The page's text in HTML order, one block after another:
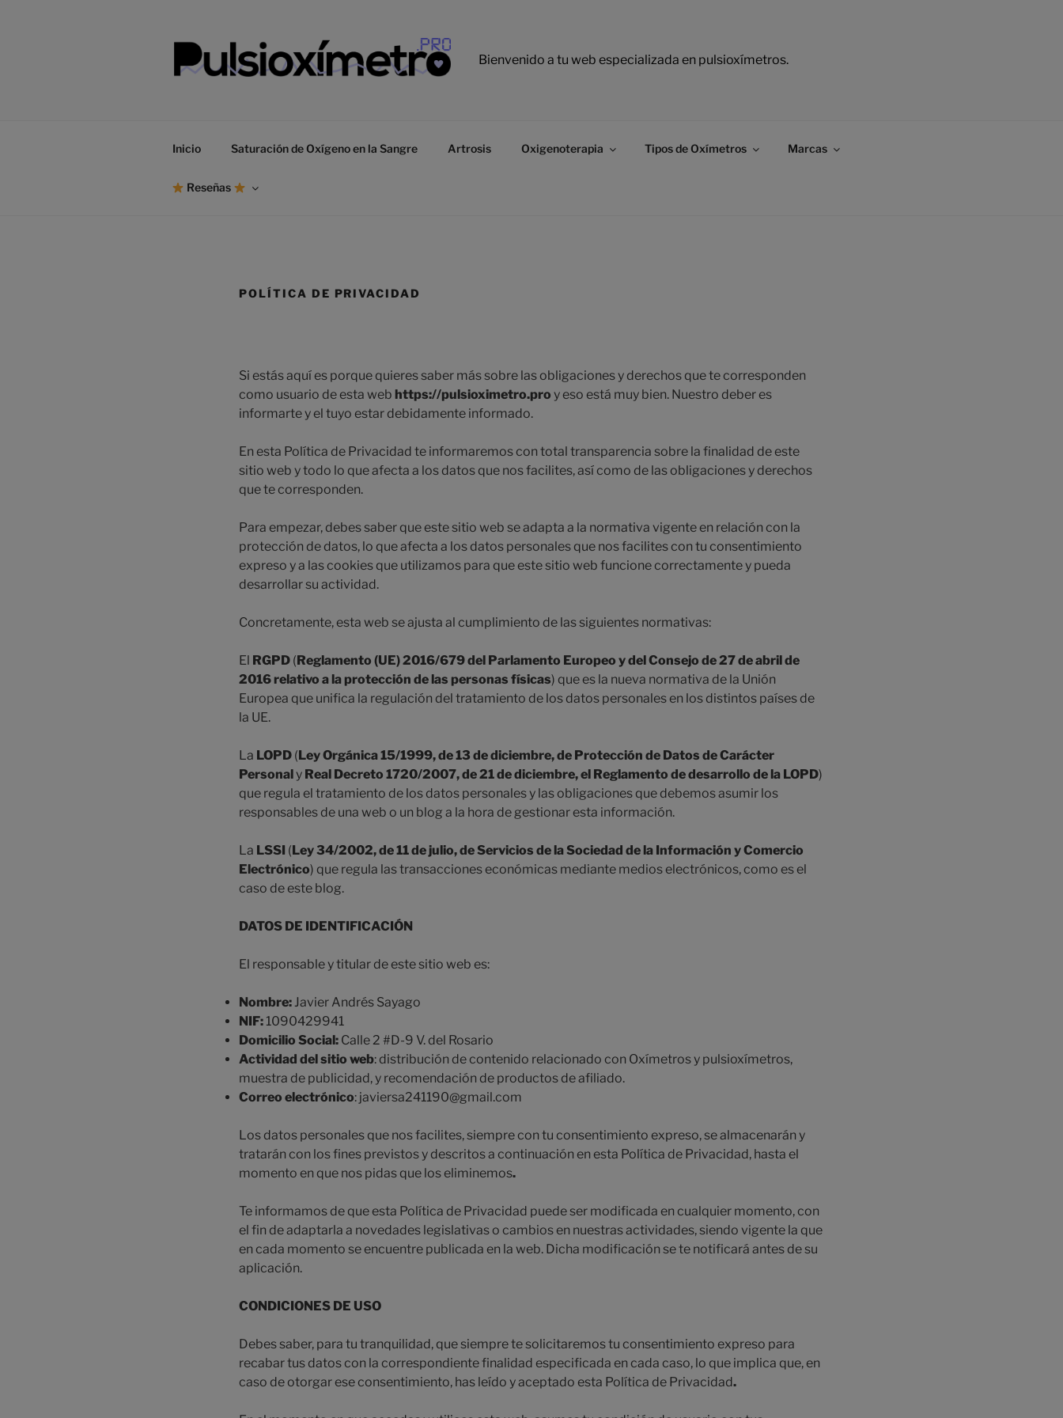
Bienvenido a tu web especializada en pulsioxímetros.
Inicio Saturación de Oxígeno en la Sangre Artrosis Oxigenoterapia Tipos de Oxímetros Marcas
Reseñas
POLÍTICA DE PRIVACIDAD
Si estás aquí es porque quieres saber más sobre las obligaciones y derechos que te corresponden
como usuario de esta web https://pulsioximetro.pro y eso está muy bien. Nuestro deber es
informarte y el tuyo estar debidamente informado.
En esta Política de Privacidad te informaremos con total transparencia sobre la finalidad de este
sitio web y todo lo que afecta a los datos que nos facilites, así como de las obligaciones y derechos
que te corresponden.
Para empezar, debes saber que este sitio web se adapta a la normativa vigente en relación con la
protección de datos, lo que afecta a los datos personales que nos facilites con tu consentimiento
expreso y a las cookies que utilizamos para que este sitio web funcione correctamente y pueda
desarrollar su actividad.
Concretamente, esta web se ajusta al cumplimiento de las siguientes normativas:
El RGPD ( Reglamento (UE) 2016/679 del Parlamento Europeo y del Consejo de 27 de abril de
2016 relativo a la protección de las personas físicas) que es la nueva normativa de la Unión
Europea que unifica la regulación del tratamiento de los datos personales en los distintos países de
la UE.
La LOPD ( Ley Orgánica 15/1999, de 13 de diciembre, de Protección de Datos de Carácter
Personal y Real Decreto 1720/2007, de 21 de diciembre, el Reglamento de desarrollo de la LOPD)
que regula el tratamiento de los datos personales y las obligaciones que debemos asumir los
responsables de una web o un blog a la hora de gestionar esta información.
La LSSI ( Ley 34/2002, de 11 de julio, de Servicios de la Sociedad de la Información y Comercio
Electrónico) que regula las transacciones económicas mediante medios electrónicos, como es el
caso de este blog.
DATOS DE IDENTIFICACIÓN
El responsable y titular de este sitio web es:
Nombre:Javier Andrés Sayago
NIF: 1090429941
Domicilio Social: Calle 2 #D-9 V. del Rosario
Actividad del sitio web: distribución de contenido relacionado con Oxímetros y pulsioxímetros,
muestra de publicidad, y recomendación de productos de afiliado.
Correo electrónico: javiersa241190@gmail.com
Los datos personales que nos facilites, siempre con tu consentimiento expreso, se almacenarán y
tratarán con los fines previstos y descritos a continuación en esta Política de Privacidad, hasta el
momento en que nos pidas que los eliminemos.
Te informamos de que esta Política de Privacidad puede ser modificada en cualquier momento, con
el fin de adaptarla a novedades legislativas o cambios en nuestras actividades, siendo vigente la que
en cada momento se encuentre publicada en la web. Dicha modificación se te notificará antes de su
aplicación.
CONDICIONES DE USO
Debes saber, para tu tranquilidad, que siempre te solicitaremos tu consentimiento expreso para
recabar tus datos con la correspondiente finalidad especificada en cada caso, lo que implica que, en
caso de otorgar ese consentimiento, has leído y aceptado esta Política de Privacidad.